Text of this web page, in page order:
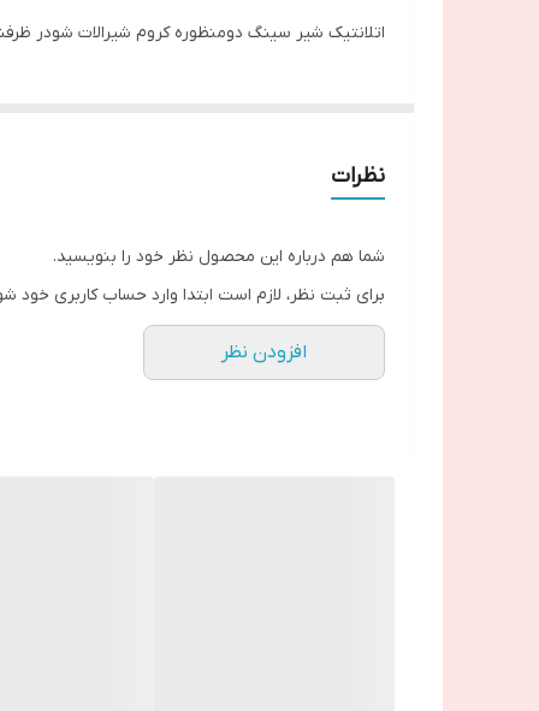
دارای تنوع رنگ بالا
اتلانتیک شیر سینگ دومنظوره کروم شیرالات شودر
نظرات
شما هم درباره این محصول نظر خود را بنویسید.
برای ثبت نظر، لازم است ابتدا وارد حساب کاربری خود
افزودن نظر